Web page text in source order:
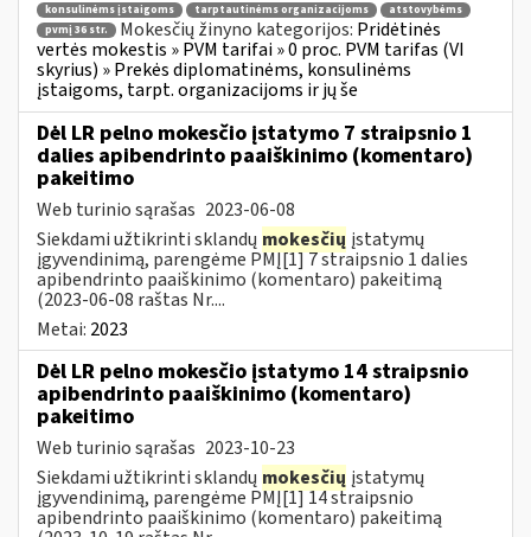
konsulinėms įstaigoms
tarptautinėms organizacijoms
atstovybėms
pvmį 36 str.
Mokesčių žinyno kategorijos: Pridėtinės
vertės mokestis » PVM tarifai » 0 proc. PVM tarifas (VI
skyrius) » Prekės diplomatinėms, konsulinėms
įstaigoms, tarpt. organizacijoms ir jų še
Dėl LR pelno mokesčio įstatymo 7 straipsnio 1
dalies apibendrinto paaiškinimo (komentaro)
pakeitimo
Web turinio sąrašas 2023-06-08
Siekdami užtikrinti sklandų mokesčių įstatymų
įgyvendinimą, parengėme PMĮ[1] 7 straipsnio 1 dalies
apibendrinto paaiškinimo (komentaro) pakeitimą
(2023-06-08 raštas Nr....
Metai: 2023
Dėl LR pelno mokesčio įstatymo 14 straipsnio
apibendrinto paaiškinimo (komentaro)
pakeitimo
Web turinio sąrašas 2023-10-23
Siekdami užtikrinti sklandų mokesčių įstatymų
įgyvendinimą, parengėme PMĮ[1] 14 straipsnio
apibendrinto paaiškinimo (komentaro) pakeitimą